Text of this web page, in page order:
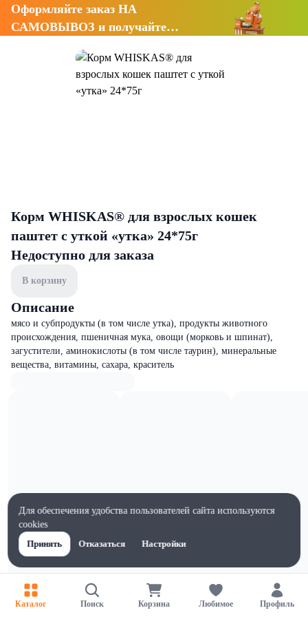
Оформляйте заказ НА
САМОВЫВОЗ и получайте
Корм WHISKAS® для взрослых кошек
паштет с уткой «утка» 24*75г
Недоступно для заказа
В корзину
Описание
мясо и субпродукты (в том числе утка), продукты животного
происхождения, пшеничная мука, овощи (морковь и шпинат),
загустители, аминокислоты (в том числе таурин), минеральные
вещества, витамины, сахара, краситель
Характеристики
Каталог Поиск Корзина Любимое Профиль
Для обеспечения удобства пользователей сайта используются
cookies
Принять
Отказаться Настройки